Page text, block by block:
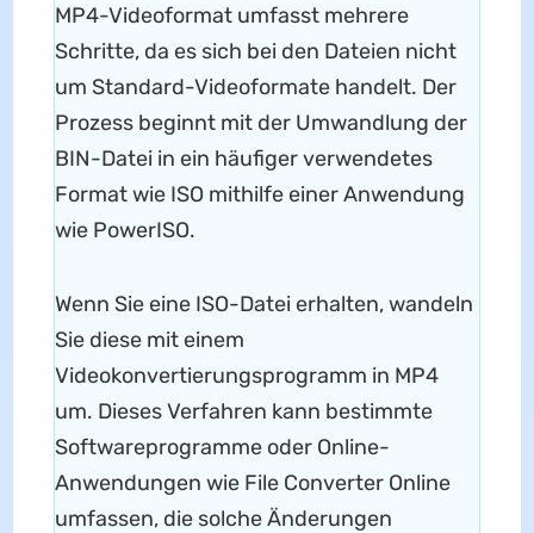
MP4-Videoformat umfasst mehrere
Schritte, da es sich bei den Dateien nicht
um Standard-Videoformate handelt. Der
Prozess beginnt mit der Umwandlung der
BIN-Datei in ein häufiger verwendetes
Format wie ISO mithilfe einer Anwendung
wie PowerISO.
Wenn Sie eine ISO-Datei erhalten, wandeln
Sie diese mit einem
Videokonvertierungsprogramm in MP4
um. Dieses Verfahren kann bestimmte
Softwareprogramme oder Online-
Anwendungen wie File Converter Online
umfassen, die solche Änderungen